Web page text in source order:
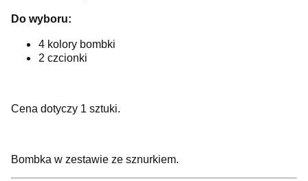
Do wyboru:
4 kolory bombki
2 czcionki
Cena dotyczy 1 sztuki.
Bombka w zestawie ze sznurkiem.